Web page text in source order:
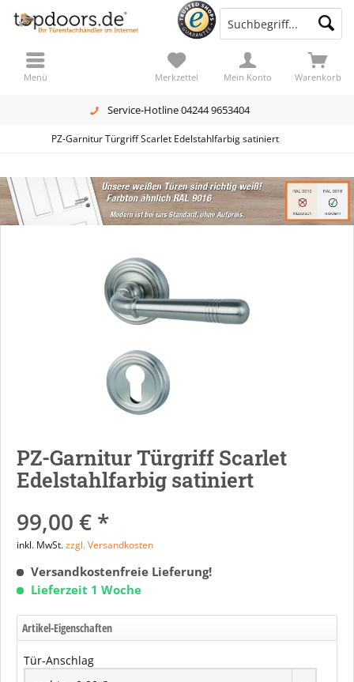
Service-Hotline 04244 9653404
Warenkorb
Merkzettel Mein Konto
Menü
PZ-Garnitur Türgriff Scarlet Edelstahlfarbig satiniert
PZ-Garnitur Türgriff Scarlet
Edelstahlfarbig satiniert
99,00 € *
inkl. MwSt.zzgl. Versandkosten
Versandkostenfreie Lieferung!
Lieferzeit 1 Woche
Artikel-Eigenschaften
Tür-Anschlag